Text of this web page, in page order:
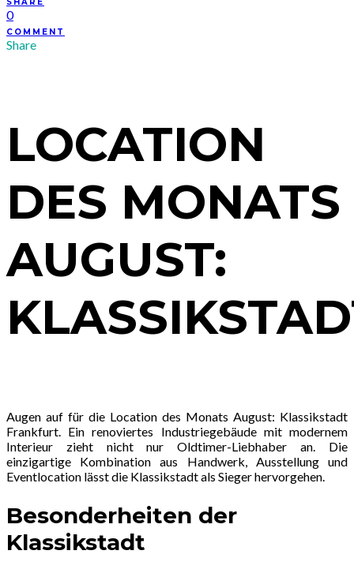
SHARE
0
COMMENT
Share
LOCATION
DES MONATS
AUGUST:
Augen auf für die Location des Monats August: Klassikstadt
Frankfurt. Ein renoviertes Industriegebäude mit modernem
Interieur zieht nicht nur Oldtimer-Liebhaber an. Die
einzigartige Kombination aus Handwerk, Ausstellung und
Eventlocation lässt die Klassikstadt als Sieger hervorgehen.
Besonderheiten der
Klassikstadt